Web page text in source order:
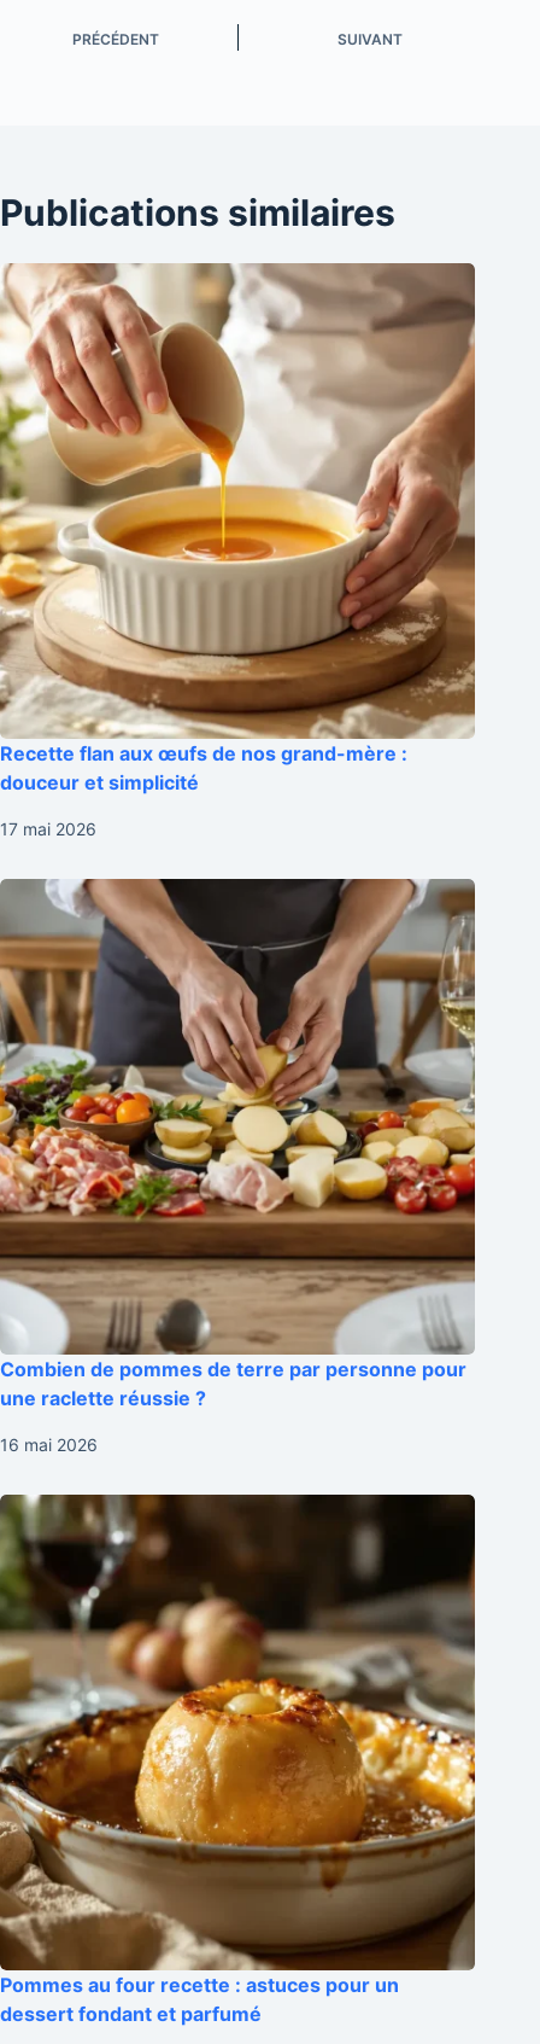
PRÉCÉDENT SUIVANT
Publications similaires
Recette flan aux œufs de nos grand-mère :
douceur et simplicité
17 mai 2026
Combien de pommes de terre par personne pour
une raclette réussie ?
16 mai 2026
Pommes au four recette : astuces pour un
dessert fondant et parfumé